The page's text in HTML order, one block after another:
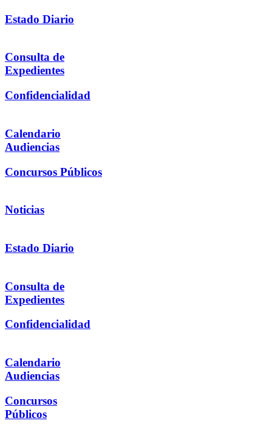
Estado Diario
Consulta de
Expedientes
Confidencialidad
Calendario
Audiencias
Concursos Públicos
Noticias
Estado Diario
Consulta de
Expedientes
Confidencialidad
Calendario
Audiencias
Concursos
Públicos